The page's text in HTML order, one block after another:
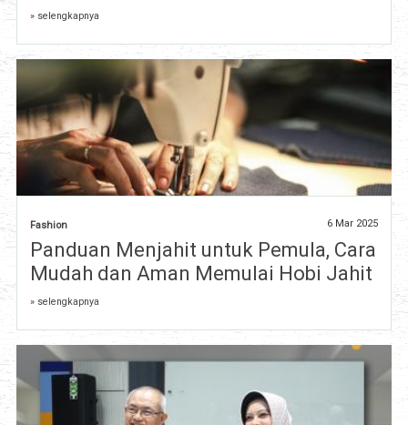
» selengkapnya
Fashion 6 Mar 2025
Panduan Menjahit untuk Pemula, Cara
Mudah dan Aman Memulai Hobi Jahit
» selengkapnya